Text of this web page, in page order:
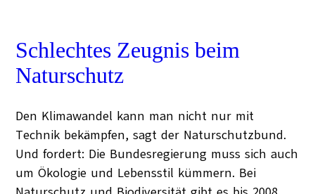
Schlechtes Zeugnis beim
Naturschutz
Den Klimawandel kann man nicht nur mit
Technik bekämpfen, sagt der Naturschutzbund.
Und fordert: Die Bundesregierung muss sich auch
um Ökologie und Lebensstil kümmern. Bei